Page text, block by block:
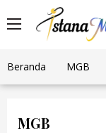
Beranda MGB
MGB